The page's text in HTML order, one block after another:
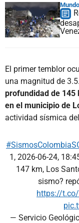
Mundo
El primer temblor
una magnitud de
profundidad de 145
en el municipio de
actividad sísmica
1, 2026-06-24,
147 km, Los
sismo?
https://
— Servicio